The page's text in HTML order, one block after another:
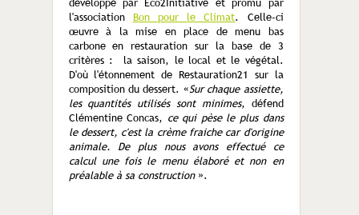
développé par Eco2Initiative et promu par
l'association Bon pour le Climat. Celle-ci
œuvre à la mise en place de menu bas
carbone en restauration sur la base de 3
critères : la saison, le local et le végétal.
D'où l'étonnement de Restauration21 sur la
composition du dessert. «Sur chaque assiette,
les quantités utilisés sont minimes, défend
Clémentine Concas, ce qui pèse le plus dans
le dessert, c'est la crème fraiche car d'origine
animale. De plus nous avons effectué ce
calcul une fois le menu élaboré et non en
préalable à sa construction».